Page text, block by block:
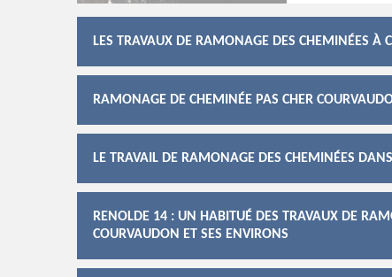
LES TRAVAUX DE RAMONAGE DES CHEMINÉES À
RAMONAGE DE CHEMINÉE PAS CHER
LE TRAVAIL DE RAMONAGE DES CHEMINÉES
RENOLDE 14 : UN HABITUÉ DES TRAVAUX DE
COURVAUDON ET SES ENVIRONS